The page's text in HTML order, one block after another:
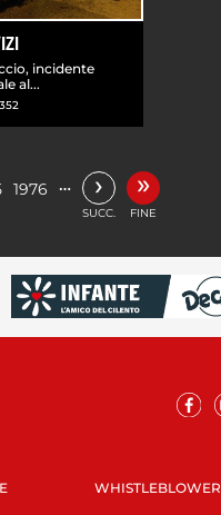
incidente
al...
1976 … ›
SUCC.
»
FINE
WHISTLEBLOWER